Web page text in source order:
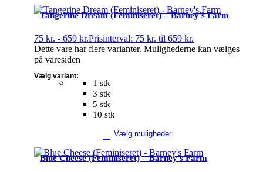
Tangerine Dream (Feminiseret) – Barney’s Farm
75 kr. - 659 kr.Prisinterval: 75 kr. til 659 kr.
1 stk
3 stk
5 stk
10 stk
Vælg variant:
Vælg muligheder
Dette vare har flere varianter. Mulighederne kan vælges
på varesiden
Blue Cheese (Feminiseret) – Barney’s Farm